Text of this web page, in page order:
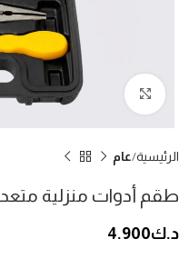
إضغط للتكبير
الرئيسية عام
طقم أدوات منزلية متعدد
د.ك4.900